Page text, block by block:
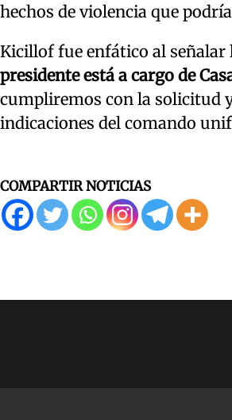
hechos de violencia que
Kicillof fue enfático al señalar
presidente está a cargo de
cumpliremos con la solicitud
indicaciones del comando
COMPARTIR NOTICIAS